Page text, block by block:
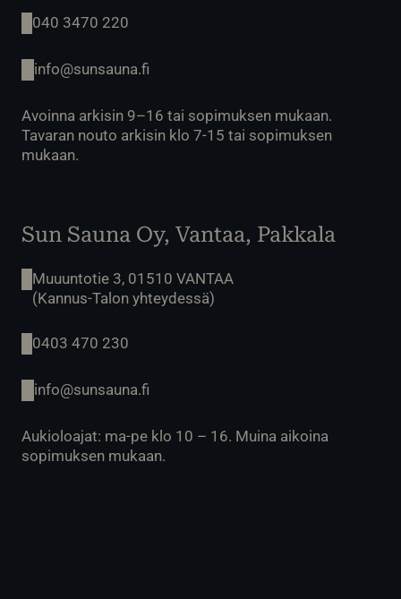
040 3470 220
info@sunsauna.fi
Avoinna arkisin 9–16 tai sopimuksen mukaan.
Tavaran nouto arkisin klo 7-15 tai sopimuksen
mukaan.
Sun Sauna Oy, Vantaa, Pakkala
Muuuntotie 3, 01510 VANTAA
(Kannus-Talon yhteydessä)
0403 470 230
info@sunsauna.fi
Aukioloajat: ma-pe klo 10 – 16. Muina aikoina
sopimuksen mukaan.